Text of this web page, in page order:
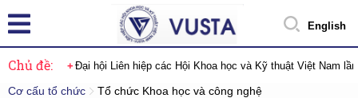
English
Chủ đề: Đại hội Liên hiệp các Hội Khoa học và Kỹ thuật Việt Nam
Cơ cấu tổ chức
Tổ chức Khoa học và công nghệ